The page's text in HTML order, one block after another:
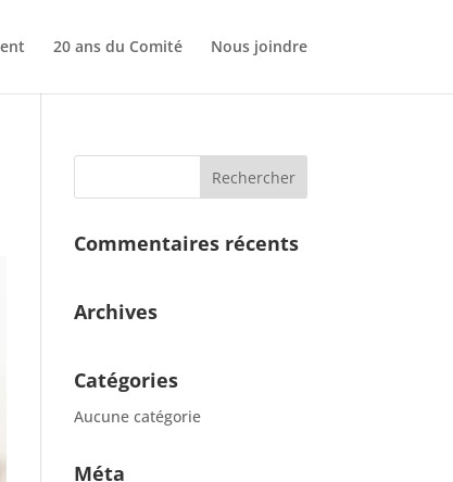
20 ans du Comité Nous joindre
Commentaires récents
Archives
Catégories
Aucune catégorie
Méta